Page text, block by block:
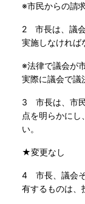
※市民からの請
2 市長は、議会
実施しなければ
※法律で議会が
実際に議会で議
3 市長は、市
点を明らかに
い。
★変更なし
4 市長、議会そ
有するものは、